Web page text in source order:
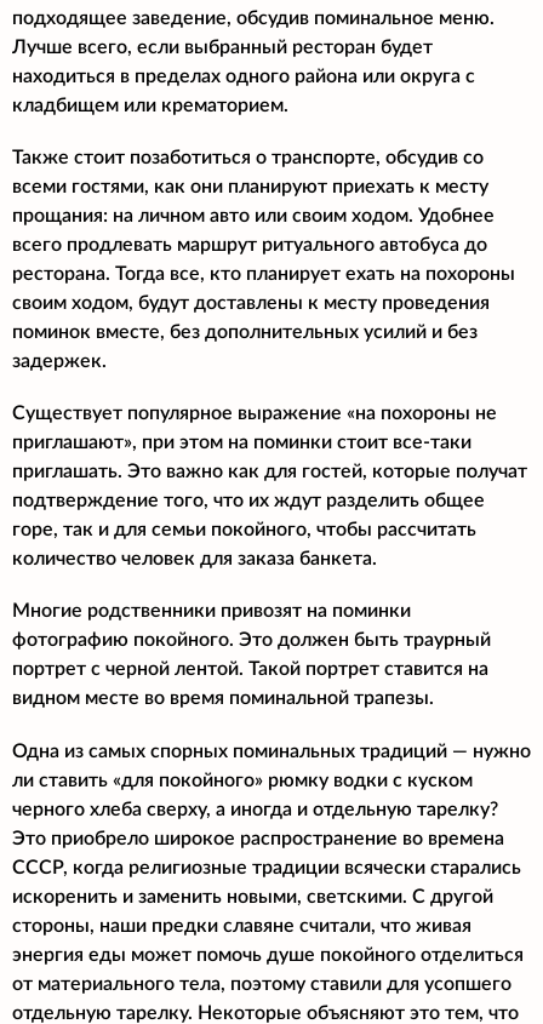
подходящее заведение, обсудив поминальное меню.
Лучше всего, если выбранный ресторан будет
находиться в пределах одного района или округа с
кладбищем или крематорием.
Также стоит позаботиться о транспорте, обсудив со
всеми гостями, как они планируют приехать к месту
прощания: на личном авто или своим ходом. Удобнее
всего продлевать маршрут ритуального автобуса до
ресторана. Тогда все, кто планирует ехать на похороны
своим ходом, будут доставлены к месту проведения
поминок вместе, без дополнительных усилий и без
задержек.
Существует популярное выражение «на похороны не
приглашают», при этом на поминки стоит все-таки
приглашать. Это важно как для гостей, которые получат
подтверждение того, что их ждут разделить общее
горе, так и для семьи покойного, чтобы рассчитать
количество человек для заказа банкета.
Многие родственники привозят на поминки
фотографию покойного. Это должен быть траурный
портрет с черной лентой. Такой портрет ставится на
видном месте во время поминальной трапезы.
Одна из самых спорных поминальных традиций — нужно
ли ставить «для покойного» рюмку водки с куском
черного хлеба сверху, а иногда и отдельную тарелку?
Это приобрело широкое распространение во времена
СССР, когда религиозные традиции всячески старались
искоренить и заменить новыми, светскими. С другой
стороны, наши предки славяне считали, что живая
энергия еды может помочь душе покойного отделиться
от материального тела, поэтому ставили для усопшего
отдельную тарелку. Некоторые объясняют это тем, что